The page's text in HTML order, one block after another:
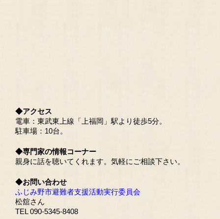
◆アクセス
電車：東武東上線「上福岡」駅より徒歩5分。
駐車場：10台。
◆専門家の情報コーナー
親身に話を聴いてくれます。気軽にご相談下さい。
◆お問い合わせ
ふじみ野市避難者支援活動実行委員会
松舘さん
TEL 090-5345-8408